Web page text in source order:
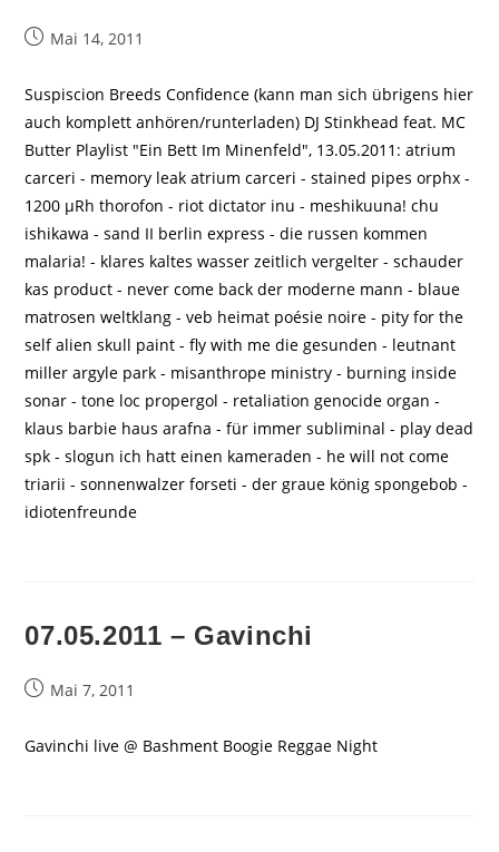
BeitragMai 14, 2011
Suspiscion Breeds Confidence (kann man sich übrigens hier
auch komplett anhören/runterladen) DJ Stinkhead feat. MC
Butter Playlist "Ein Bett Im Minenfeld", 13.05.2011: atrium
carceri - memory leak atrium carceri - stained pipes orphx -
1200 µRh thorofon - riot dictator inu - meshikuuna! chu
ishikawa - sand II berlin express - die russen kommen
malaria! - klares kaltes wasser zeitlich vergelter - schauder
kas product - never come back der moderne mann - blaue
matrosen weltklang - veb heimat poésie noire - pity for the
self alien skull paint - fly with me die gesunden - leutnant
miller argyle park - misanthrope ministry - burning inside
sonar - tone loc propergol - retaliation genocide organ -
klaus barbie haus arafna - für immer subliminal - play dead
spk - slogun ich hatt einen kameraden - he will not come
triarii - sonnenwalzer forseti - der graue könig spongebob -
idiotenfreunde
07.05.2011 – Gavinchi
BeitragMai 7, 2011
Gavinchi live @ Bashment Boogie Reggae Night